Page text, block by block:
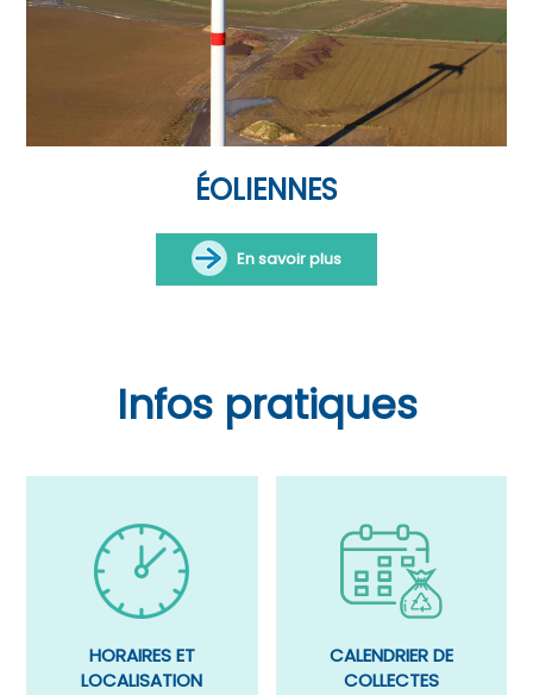
ÉOLIENNES
En savoir plus
Infos pratiques
HORAIRES ET
LOCALISATION
CALENDRIER DE
COLLECTES